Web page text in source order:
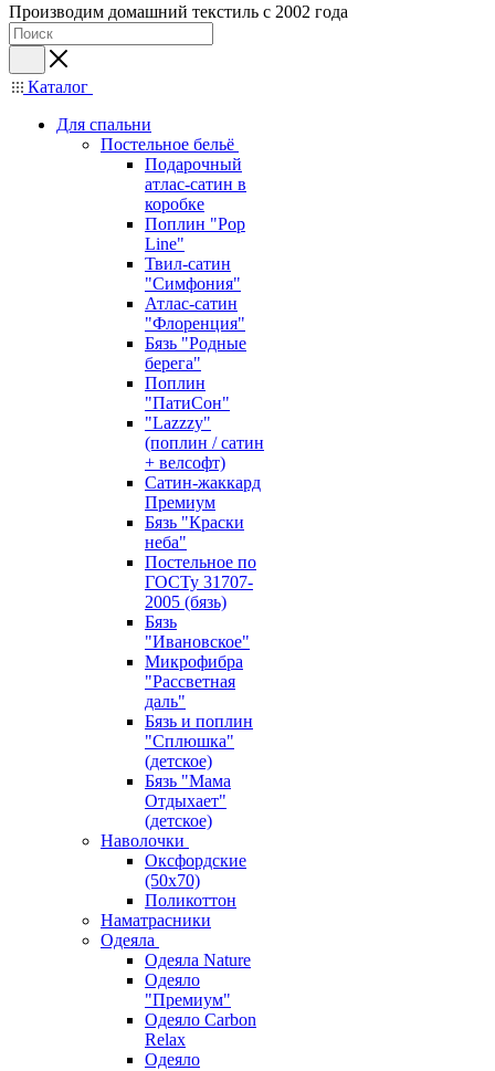
Производим домашний текстиль с 2002 года
Каталог
Для спальни
Постельное бельё
Подарочный
атлас-сатин в
коробке
Поплин "Pop
Line"
Твил-сатин
"Симфония"
Атлас-сатин
"Флоренция"
Бязь "Родные
берега"
Поплин
"ПатиСон"
"Lazzzy"
(поплин / сатин
+ велсофт)
Сатин-жаккард
Премиум
Бязь "Краски
неба"
Постельное по
ГОСТу 31707-
2005 (бязь)
Бязь
"Ивановское"
Микрофибра
"Рассветная
даль"
Бязь и поплин
"Сплюшка"
(детское)
Бязь "Мама
Отдыхает"
(детское)
Наволочки
Оксфордские
(50х70)
Поликоттон
Наматрасники
Одеяла
Одеяла Nature
Одеяло
"Премиум"
Одеяло Carbon
Relax
Одеяло